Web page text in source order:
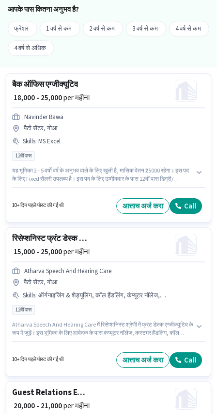
आपके पास कितना अनुभव है?
फ्रेशर 1 वर्ष से कम 2 वर्ष से कम 3 वर्ष से कम 4 वर्ष से कम
4 वर्ष से अधिक
बैक ऑफिस एग्जीक्यूटिव
₹ 18,000 - 25,000per महीना
Navinder Bawa
पैटो सेंटर, गोआ
Skills: MS Excel
12वीं पास
यह भूमिका 2 - 5 वर्षो वर्ष के अनुभव वाले के लिए खुली है, मासिक वेतन ₹25000 रहेगा। इस पद
के लिए Fixed सैलरी उपलब्ध है। इस पद के लिए उम्मीदवार के पास 12वीं पास डिग्री/
डेटा एंट्री श्रेणी में बैक ऑफिस एग्जीक्यूटिव के रूप में जुड़ें।
10+ दिन पहले पोस्ट की गई थी आत्ताच अर्ज करा Call
रिसेप्शनिस्ट फ्रंट डेस्क एग्जीक्यूटिव
₹ 15,000 - 25,000per महीना
Atharva Speech And Hearing Care
पैटो सेंटर, गोआ
Skills: ऑर्गनाइजिंग & शेड्यूलिंग, कॉल हैंडलिंग, कंप्यूटर नॉलेज, कस्टमर हैंडलिंग
12वीं पास
Atharva Speech And Hearing Care में रिसेप्शनिस्ट श्रेणी में फ्रंट डेस्क एग्जीक्यूटिव के
रूप में जुड़ें। इस भूमिका के लिए आवेदक के पास कंप्यूटर नॉलेज, कस्टमर हैंडलिंग, कॉल
मिलती है। यह नौकरी पैटो सेंटर, गोआ में स्थित है। इस पद के लिए उम्मीदवार के पास 12वीं
10+ दिन पहले पोस्ट की गई थी आत्ताच अर्ज करा Call
Guest Relations Executive
₹ 20,000 - 21,000per महीना